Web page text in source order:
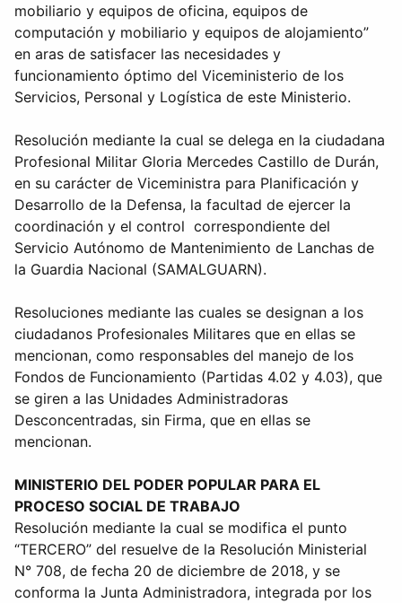
mobiliario y equipos de oficina, equipos de
computación y mobiliario y equipos de alojamiento”
en aras de satisfacer las necesidades y
funcionamiento óptimo del Viceministerio de los
Servicios, Personal y Logística de este Ministerio.
Resolución mediante la cual se delega en la ciudadana
Profesional Militar Gloria Mercedes Castillo de Durán,
en su carácter de Viceministra para Planificación y
Desarrollo de la Defensa, la facultad de ejercer la
coordinación y el control correspondiente del
Servicio Autónomo de Mantenimiento de Lanchas de
la Guardia Nacional (SAMALGUARN).
Resoluciones mediante las cuales se designan a los
ciudadanos Profesionales Militares que en ellas se
mencionan, como responsables del manejo de los
Fondos de Funcionamiento (Partidas 4.02 y 4.03), que
se giren a las Unidades Administradoras
Desconcentradas, sin Firma, que en ellas se
mencionan.
MINISTERIO DEL PODER POPULAR PARA EL
PROCESO SOCIAL DE TRABAJO
Resolución mediante la cual se modifica el punto
“TERCERO” del resuelve de la Resolución Ministerial
N° 708, de fecha 20 de diciembre de 2018, y se
conforma la Junta Administradora, integrada por los